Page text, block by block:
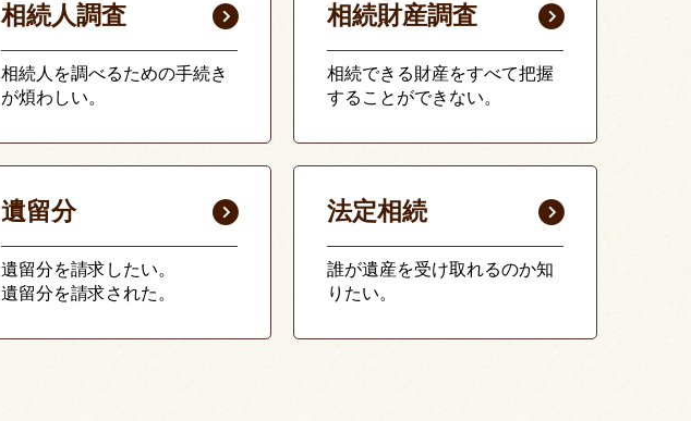
相続人調査
相続人を調べるための手続き
が煩わしい。
相続財産調査
相続できる財産をすべて把握
することができない。
遺留分
遺留分を請求したい。
遺留分を請求された。
法定相続
誰が遺産を受け取れるのか知
りたい。